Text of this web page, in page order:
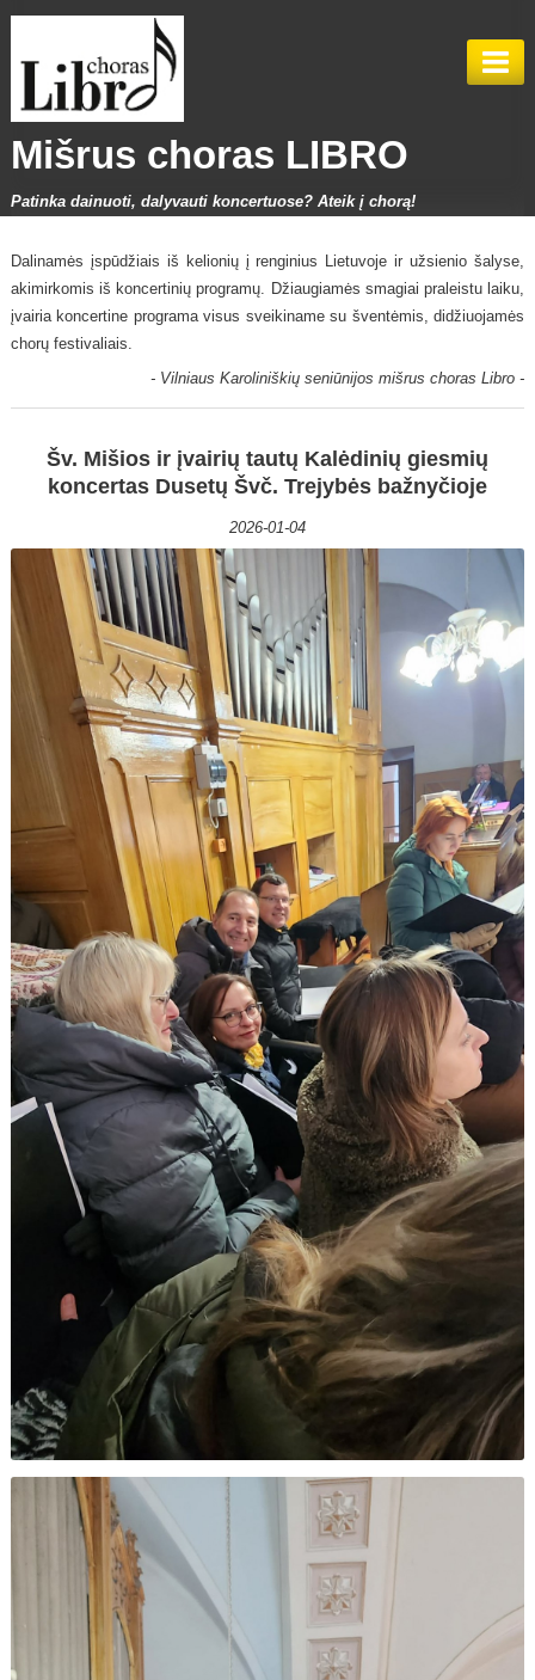
Mišrus choras LIBRO
Patinka dainuoti, dalyvauti koncertuose? Ateik į chorą!
APIE CHORĄ
METRAŠTIS
2026 METAI
2025 METAI
2020 METAI
2018 METAI
2016 METAI
2015 METAI
2014 METAI
2013 METAI
2012 METAI
2011 METAI
2010 METAI
2009 METAI
2008 METAI
NUOTRAUKŲ GALERIJA
KONCERTAI
CHORO RĖMĖJAI
SKIRKITE 1,2 %
Dalinamės įspūdžiais iš kelionių į renginius Lietuvoje ir užsienio šalyse,
akimirkomis iš koncertinių programų. Džiaugiamės smagiai praleistu laiku,
įvairia koncertine programa visus sveikiname su šventėmis, didžiuojamės
chorų festivaliais.
- VilniausKaroliniškių seniūnijos mišrus choras Libro -
Šv. Mišios ir įvairių tautų Kalėdinių giesmių
koncertas Dusetų Švč. Trejybės bažnyčioje
2026-01-04